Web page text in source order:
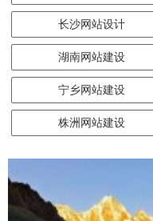
长沙网站设计
湖南网站建设
宁乡网站建设
株洲网站建设